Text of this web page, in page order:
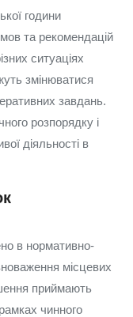
години
та рекомендацій
ситуаціях
змінюватися
завдань.
розпорядку і
діяльності в
в нормативно-
місцевих
приймають
чинного